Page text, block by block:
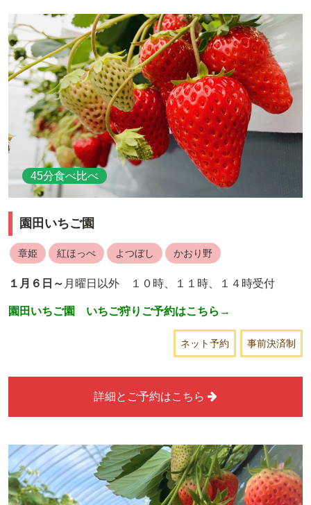
45分食べ比べ
園田いちご園
章姫 紅ほっぺ よつぼし かおり野
１月６日～ 月曜日以外 １０時、１１時、１４時受付
園田いちご園 いちご狩りご予約はこちら→
事前決済制
ネット予約
詳細とご予約はこちら